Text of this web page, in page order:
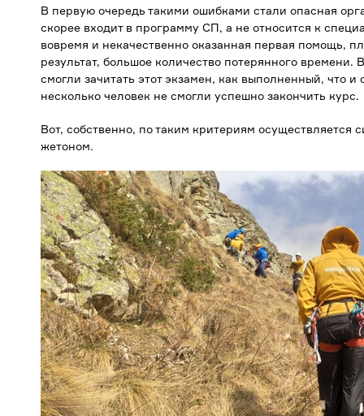
В первую очередь такими ошибками стали опасная
скорее входит в программу СП, а не относится к
вовремя и некачественно оказанная первая помощь,
результат, большое количество потерянного
смогли зачитать этот экзамен, как выполненный, что
несколько человек не смогли успешно закончить курс.
Вот, собственно, по таким критериям
жетоном.